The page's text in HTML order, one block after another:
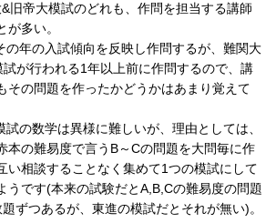
旧帝大模試のどれも、作問を担当する講師
が多い。
の年の入試傾向を反映し作問するが、難関大
が行われる1年以上前に作問するので、講
その問題を作ったかどうかはあまり覚えて
の数学は異様に難しいが、理由としては、
本の難易度で言うB～Cの問題を大問毎に作
い相談することなく集めて1つの模試にして
うです(本来の試験だとA,B,Cの難易度の問題
ずつあるが、東進の模試だとそれが無い)。